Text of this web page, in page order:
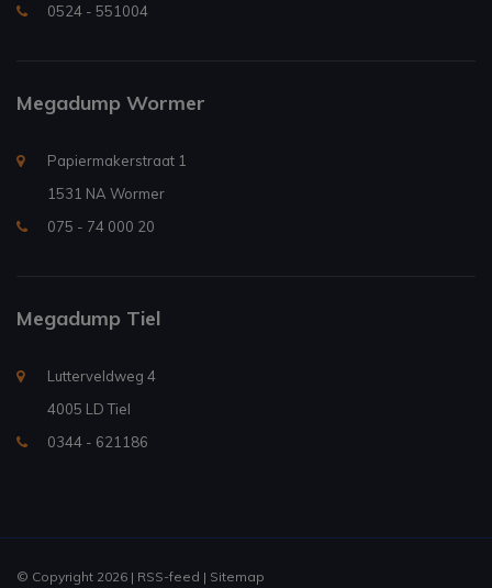
0524 - 551004
Megadump Wormer
Papiermakerstraat 1
1531 NA Wormer
075 - 74 000 20
Megadump Tiel
Lutterveldweg 4
4005 LD Tiel
0344 - 621186
© Copyright 2026 | RSS-feed | Sitemap